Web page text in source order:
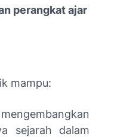
perangkat ajar
mampu:
sejarah dalam